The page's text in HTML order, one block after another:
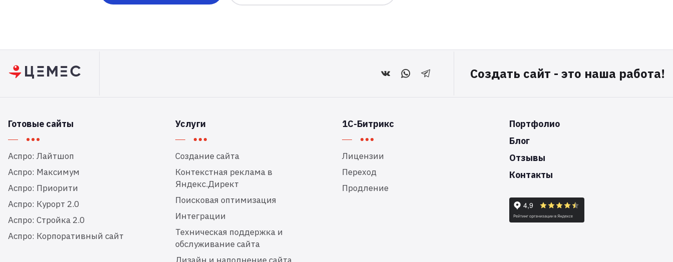
Создать сайт - это наша работа!
Готовые сайты
Аспро: Лайтшоп
Аспро: Максимум
Аспро: Приорити
Аспро: Курорт 2.0
Аспро: Стройка 2.0
Аспро: Корпоративный сайт
Услуги
Создание сайта
Контекстная реклама в
Яндекс.Директ
Поисковая оптимизация
Интеграции
Техническая поддержка и
обслуживание сайта
1С-Битрикс
Лицензии
Переход
Продление
Портфолио
Блог
Отзывы
Контакты